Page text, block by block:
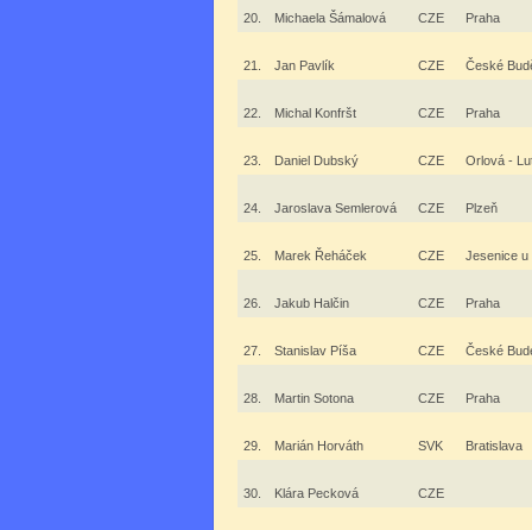
20. Michaela Šámalová CZE Praha
21. Jan Pavlík CZE České
22. Michal Konfršt CZE Praha
23. Daniel Dubský CZE Orlová -
24. Jaroslava Semlerová CZE Plzeň
25. Marek Řeháček CZE Jesenice u
26. Jakub Halčin CZE Praha
27. Stanislav Píša CZE České
28. Martin Sotona CZE Praha
29. Marián Horváth SVK Bratislava
30. Klára Pecková CZE